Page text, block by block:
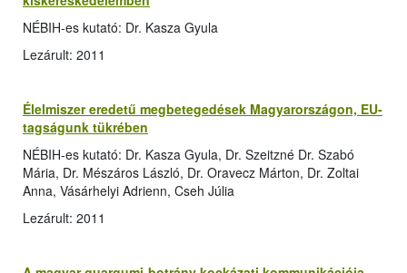
NÉBIH-es kutató: Dr. Kasza Gyula
Lezárult: 2011
Élelmiszer eredetű megbetegedések Magyarországon, EU-
tagságunk tükrében
NÉBIH-es kutató: Dr. Kasza Gyula, Dr. Szeitzné Dr. Szabó
Mária, Dr. Mészáros László, Dr. Oravecz Márton, Dr. Zoltai
Anna, Vásárhelyi Adrienn, Cseh Júlia
Lezárult: 2011